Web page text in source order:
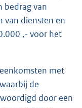
bedrag van
van diensten en
,- voor het
met
de
door een